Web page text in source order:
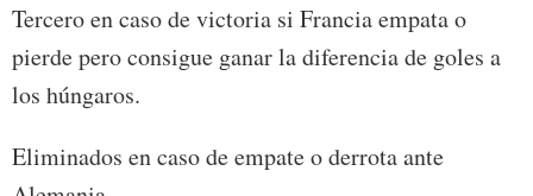
Tercero en caso de victoria si Francia empata o
pierde pero consigue ganar la diferencia de goles a
los húngaros.
Eliminados en caso de empate o derrota ante